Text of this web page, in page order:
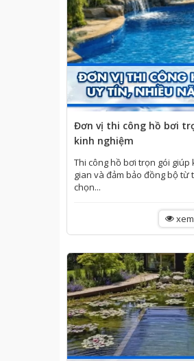
Đơn vị thi công hồ bơi
kinh nghiệm
Thi công hồ bơi trọn gói giúp
gian và đảm bảo đồng bộ từ
chọn...